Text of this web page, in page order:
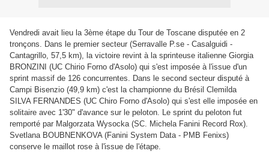
Vendredi avait lieu la 3ème étape du Tour de Toscane disputée en 2
tronçons. Dans le premier secteur (Serravalle P.se - Casalguidi -
Cantagrillo, 57,5 km), la victoire revint à la sprinteuse italienne Giorgia
BRONZINI (UC Chirio Forno d'Asolo) qui s'est imposée à l'issue d'un
sprint massif de 126 concurrentes. Dans le second secteur disputé à
Campi Bisenzio (49,9 km) c'est la championne du Brésil Clemilda
SILVA FERNANDES (UC Chiro Forno d'Asolo) qui s'est elle imposée en
solitaire avec 1'30" d'avance sur le peloton. Le sprint du peloton fut
remporté par Malgorzata Wysocka (SC. Michela Fanini Record Rox).
Svetlana BOUBNENKOVA (Fanini System Data - PMB Fenixs)
conserve le maillot rose à l'issue de l'étape.